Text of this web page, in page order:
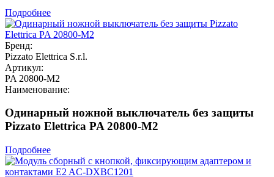
Подробнее
Бренд:
Pizzato Elettrica S.r.l.
Артикул:
PA 20800-M2
Наименование:
Одинарный ножной выключатель без защиты
Pizzato Elettrica PA 20800-M2
Подробнее